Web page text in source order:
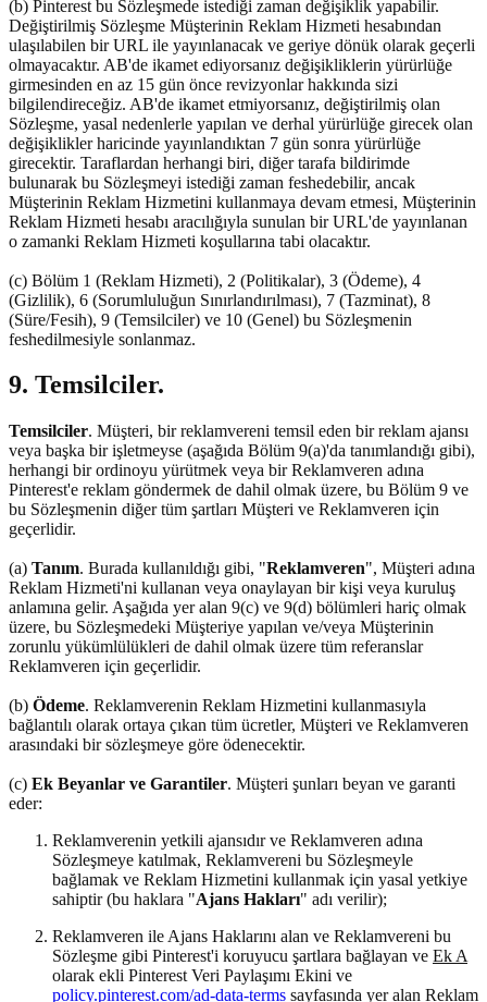
(b) Pinterest bu Sözleşmede istediği zaman değişiklik yapabilir.
Değiştirilmiş Sözleşme Müşterinin Reklam Hizmeti hesabından
ulaşılabilen bir URL ile yayınlanacak ve geriye dönük olarak geçerli
olmayacaktır. AB'de ikamet ediyorsanız değişikliklerin yürürlüğe
girmesinden en az 15 gün önce revizyonlar hakkında sizi
bilgilendireceğiz. AB'de ikamet etmiyorsanız, değiştirilmiş olan
Sözleşme, yasal nedenlerle yapılan ve derhal yürürlüğe girecek olan
değişiklikler haricinde yayınlandıktan 7 gün sonra yürürlüğe
girecektir. Taraflardan herhangi biri, diğer tarafa bildirimde
bulunarak bu Sözleşmeyi istediği zaman feshedebilir, ancak
Müşterinin Reklam Hizmetini kullanmaya devam etmesi, Müşterinin
Reklam Hizmeti hesabı aracılığıyla sunulan bir URL'de yayınlanan
o zamanki Reklam Hizmeti koşullarına tabi olacaktır.
(c) Bölüm 1 (Reklam Hizmeti), 2 (Politikalar), 3 (Ödeme), 4
(Gizlilik), 6 (Sorumluluğun Sınırlandırılması), 7 (Tazminat), 8
(Süre/Fesih), 9 (Temsilciler) ve 10 (Genel) bu Sözleşmenin
feshedilmesiyle sonlanmaz.
9. Temsilciler.
Temsilciler. Müşteri, bir reklamvereni temsil eden bir reklam ajansı
veya başka bir işletmeyse (aşağıda Bölüm 9(a)'da tanımlandığı gibi),
herhangi bir ordinoyu yürütmek veya bir Reklamveren adına
Pinterest'e reklam göndermek de dahil olmak üzere, bu Bölüm 9 ve
bu Sözleşmenin diğer tüm şartları Müşteri ve Reklamveren için
geçerlidir.
(a) Tanım. Burada kullanıldığı gibi, "Reklamveren", Müşteri adına
Reklam Hizmeti'ni kullanan veya onaylayan bir kişi veya kuruluş
anlamına gelir. Aşağıda yer alan 9(c) ve 9(d) bölümleri hariç olmak
üzere, bu Sözleşmedeki Müşteriye yapılan ve/veya Müşterinin
zorunlu yükümlülükleri de dahil olmak üzere tüm referanslar
Reklamveren için geçerlidir.
(b) Ödeme. Reklamverenin Reklam Hizmetini kullanmasıyla
bağlantılı olarak ortaya çıkan tüm ücretler, Müşteri ve Reklamveren
arasındaki bir sözleşmeye göre ödenecektir.
(c) Ek Beyanlar ve Garantiler. Müşteri şunları beyan ve garanti
eder:
Reklamverenin yetkili ajansıdır ve Reklamveren adına
Sözleşmeye katılmak, Reklamvereni bu Sözleşmeyle
bağlamak ve Reklam Hizmetini kullanmak için yasal yetkiye
sahiptir (bu haklara "Ajans Hakları" adı verilir);
Reklamveren ile Ajans Haklarını alan ve Reklamvereni bu
Sözleşme gibi Pinterest'i koruyucu şartlara bağlayan ve Ek A
olarak ekli Pinterest Veri Paylaşımı Ekini ve
policy.pinterest.com/ad-data-terms sayfasında yer alan Reklam